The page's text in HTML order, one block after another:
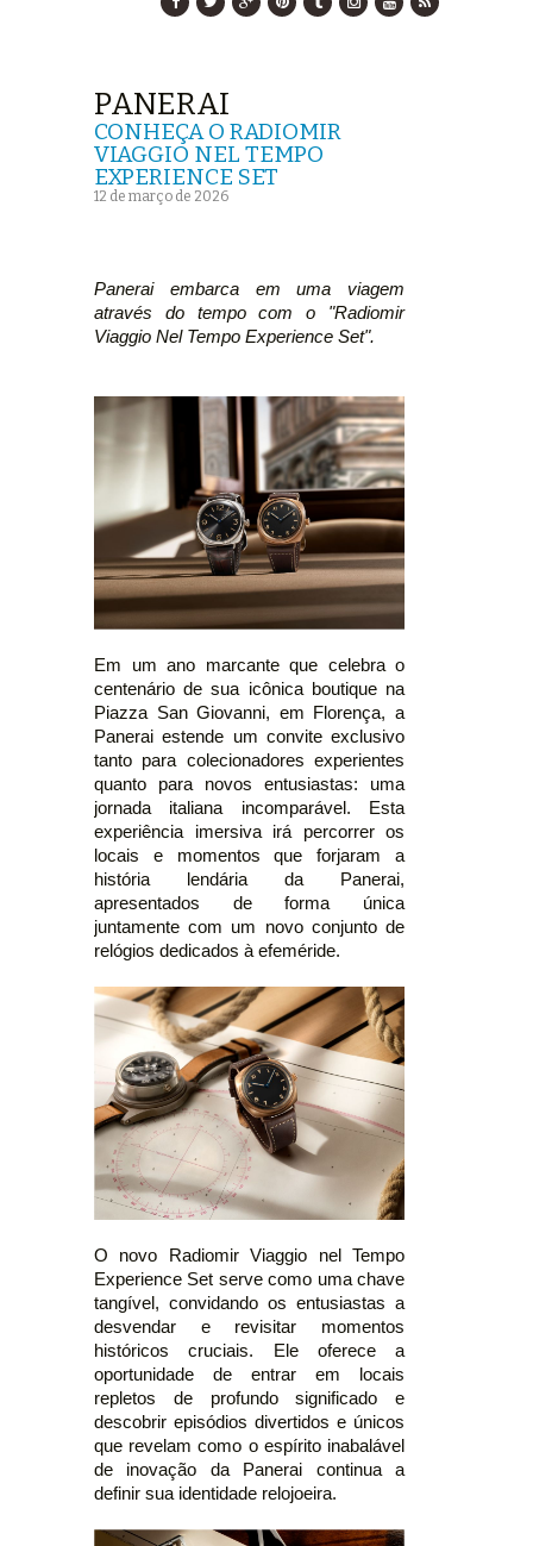
PANERAI
CONHEÇA O RADIOMIR
VIAGGIO NEL TEMPO
EXPERIENCE SET
12 de março de 2026
Panerai embarca em uma viagem
através do tempo com o "Radiomir
Viaggio Nel Tempo Experience Set".
Em um ano marcante que celebra o
centenário de sua icônica boutique na
Piazza San Giovanni, em Florença, a
Panerai estende um convite exclusivo
tanto para colecionadores experientes
quanto para novos entusiastas: uma
jornada italiana incomparável. Esta
experiência imersiva irá percorrer os
locais e momentos que forjaram a
história lendária da Panerai,
apresentados de forma única
juntamente com um novo conjunto de
relógios dedicados à efeméride.
O novo Radiomir Viaggio nel Tempo
Experience Set serve como uma chave
tangível, convidando os entusiastas a
desvendar e revisitar momentos
históricos cruciais. Ele oferece a
oportunidade de entrar em locais
repletos de profundo significado e
descobrir episódios divertidos e únicos
que revelam como o espírito inabalável
de inovação da Panerai continua a
definir sua identidade relojoeira.